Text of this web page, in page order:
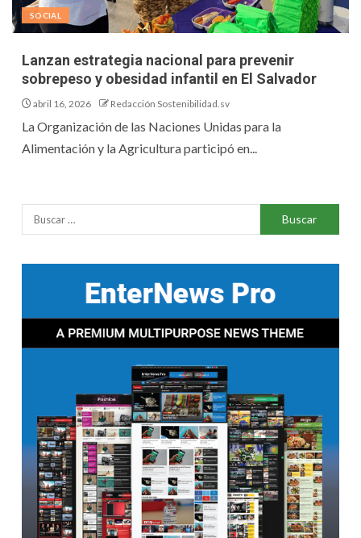
SOCIAL
Lanzan estrategia nacional para prevenir
sobrepeso y obesidad infantil en El Salvador
abril 16, 2026 Redacción Sostenibilidad.sv
La Organización de las Naciones Unidas para la
Alimentación y la Agricultura participó en...